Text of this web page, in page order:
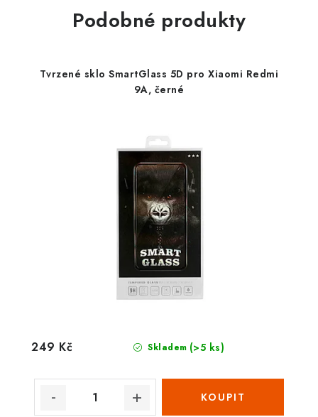
Podobné produkty
Tvrzené sklo SmartGlass 5D pro Xiaomi Redmi
9A, černé
Skladem (>5 ks)
249 Kč